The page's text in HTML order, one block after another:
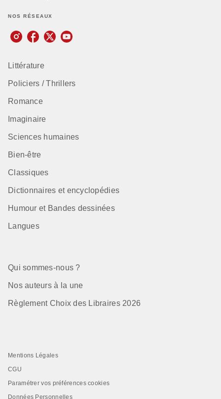
NOS RÉSEAUX
Littérature
Policiers / Thrillers
Romance
Imaginaire
Sciences humaines
Bien-être
Classiques
Dictionnaires et encyclopédies
Humour et Bandes dessinées
Langues
Qui sommes-nous ?
Nos auteurs à la une
Règlement Choix des Libraires 2026
Mentions Légales
CGU
Paramétrer vos préférences cookies
Données Personnelles